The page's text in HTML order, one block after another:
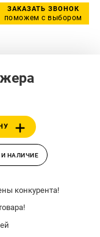
ЗАКАЗАТЬ ЗВОНОК
поможем с выбором
И НАЛИЧИЕ
конкурента!